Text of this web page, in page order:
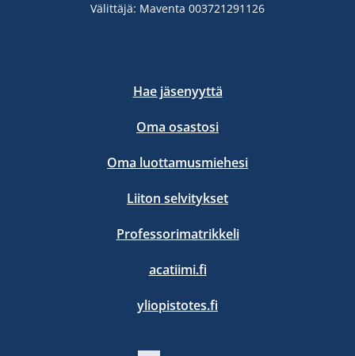
Välittäjä: Maventa 003721291126
Hae jäsenyyttä
Oma osastosi
Oma luottamusmiehesi
Liiton selvitykset
Professorimatrikkeli
acatiimi.fi
yliopistotes.fi